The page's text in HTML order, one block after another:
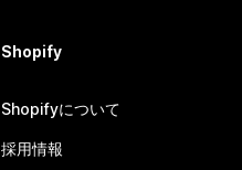
Shopify
Shopifyについて
採用情報